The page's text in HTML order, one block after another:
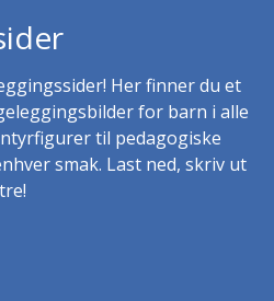
Her finner du et
for barn i alle
til pedagogiske
smak. Last ned, skriv ut